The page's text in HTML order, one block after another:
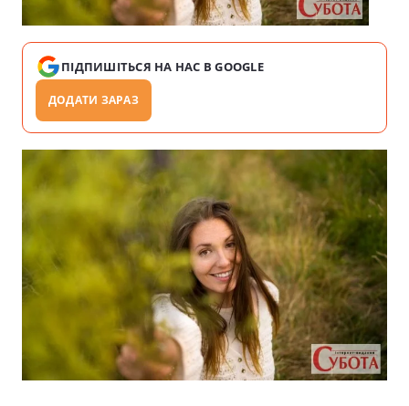
ПІДПИШІТЬСЯ НА НАС В GOOGLE
ДОДАТИ ЗАРАЗ